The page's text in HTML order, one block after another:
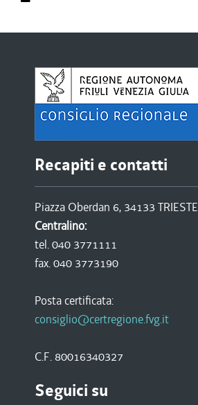
Recapiti e contatti
Piazza Oberdan 6, 34133 TRIESTE
Centralino:
tel. 040 3771111
fax. 040 3773190
Posta certificata:
consiglio@certregione.fvg.it
C.F. 80016340327
Seguici su